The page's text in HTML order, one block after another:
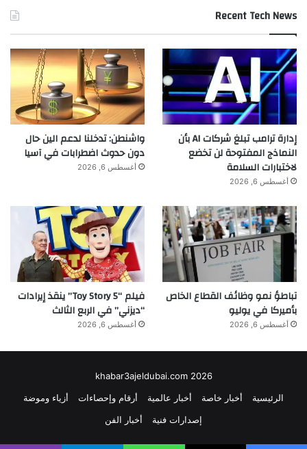
Recent Tech News
إدارة ترامب تبلغ شركات AI بأن
النماذج المفتوحة لن تخضع
لاختبارات السلامة
أغسطس 6, 2026
واشنطن: تدخلنا لدعم الين حال
دون حدوث اضطرابات في آسيا
أغسطس 6, 2026
تباطؤ نمو وظائف القطاع الخاص
بأميركا في يوليو
أغسطس 6, 2026
فيلم “Toy Story 5” ينقذ إيرادات
“ديزني” في الربع الثالث
أغسطس 6, 2026
khabar3ajeldubai.com 2026
الرئيسية
أخبار خاصة أخبار عالمية أرقام وإحصاءات
أزياء وموضة
إصدارات فنية
أخبار الفن